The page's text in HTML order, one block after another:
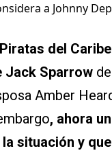
a Johnny
Piratas del Caribe
Jack Sparrow
Amber
, ahora
situación y